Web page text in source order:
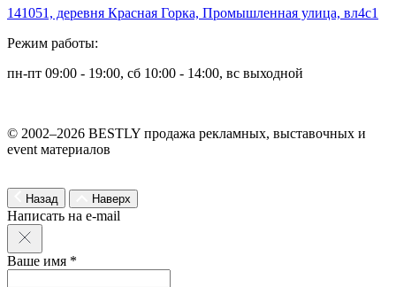
141051, деревня Красная Горка, Промышленная улица, вл4с1
Режим работы:
пн-пт 09:00 - 19:00, сб 10:00 - 14:00, вс выходной
© 2002–2026 BESTLY продажа рекламных, выставочных и
event материалов
Назад Наверх
Написать на e-mail
Ваше имя *